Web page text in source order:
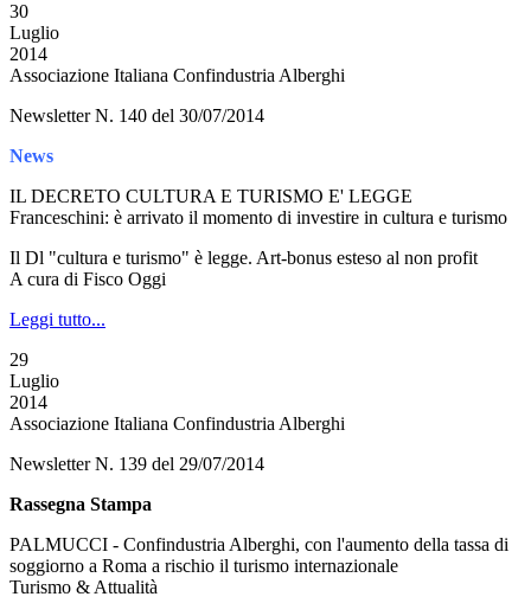
30
Luglio
2014
Associazione Italiana Confindustria Alberghi
Newsletter N. 140 del 30/07/2014
News
IL DECRETO CULTURA E TURISMO E' LEGGE
Franceschini: è arrivato il momento di investire in cultura e turismo
Il Dl "cultura e turismo" è legge. Art-bonus esteso al non profit
A cura di Fisco Oggi
Leggi tutto...
29
Luglio
2014
Associazione Italiana Confindustria Alberghi
Newsletter N. 139 del 29/07/2014
Rassegna Stampa
PALMUCCI - Confindustria Alberghi, con l'aumento della tassa di
soggiorno a Roma a rischio il turismo internazionale
Turismo & Attualità